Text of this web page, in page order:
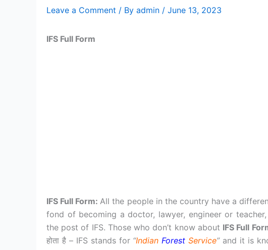
Leave a Comment / By admin / June 13, 2023
IFS Full Form
IFS Full Form:All the people in the country have a
fond of becoming a doctor, lawyer, engineer or
the post of IFS. Those who don’t know about IFS Full
होता है – IFS stands for “IndianForest Service”and it is